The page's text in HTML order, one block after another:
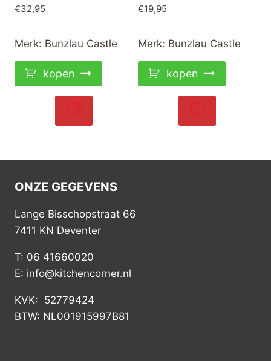
€32,95
Merk: Bunzlau Castle
kopen
€19,95
Merk: Bunzlau Castle
kopen
ONZE GEGEVENS
Lange Bisschopstraat 66
7411 KN Deventer
T: 06 41660020
E: info@kitchencorner.nl
KVK: 52779424
BTW: NL001915997B81